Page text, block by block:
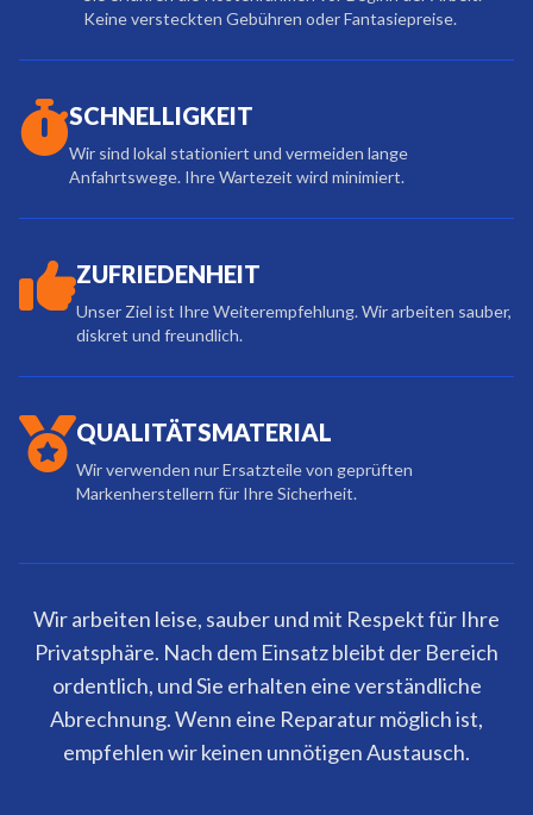
Keine versteckten Gebühren oder Fantasiepreise.
SCHNELLIGKEIT
Wir sind lokal stationiert und vermeiden lange
Anfahrtswege. Ihre Wartezeit wird minimiert.
ZUFRIEDENHEIT
Unser Ziel ist Ihre Weiterempfehlung. Wir arbeiten sauber,
diskret und freundlich.
QUALITÄTSMATERIAL
Wir verwenden nur Ersatzteile von geprüften
Markenherstellern für Ihre Sicherheit.
Wir arbeiten leise, sauber und mit Respekt für Ihre
Privatsphäre. Nach dem Einsatz bleibt der Bereich
ordentlich, und Sie erhalten eine verständliche
Abrechnung. Wenn eine Reparatur möglich ist,
empfehlen wir keinen unnötigen Austausch.